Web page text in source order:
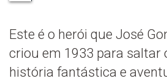
Este é o herói que José
criou em 1933 para saltar
história fantástica e